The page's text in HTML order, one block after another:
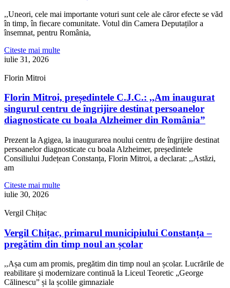
,,Uneori, cele mai importante voturi sunt cele ale căror efecte se văd
în timp, în fiecare comunitate. Votul din Camera Deputaților a
însemnat, pentru România,
Citeste mai multe
iulie 31, 2026
Florin Mitroi
Florin Mitroi, președintele C.J.C.: ,,Am inaugurat
singurul centru de îngrijire destinat persoanelor
diagnosticate cu boala Alzheimer din România”
Prezent la Agigea, la inaugurarea noului centru de îngrijire destinat
persoanelor diagnosticate cu boala Alzheimer, președintele
Consiliului Județean Constanța, Florin Mitroi, a declarat: ,,Astăzi,
am
Citeste mai multe
iulie 30, 2026
Vergil Chițac
Vergil Chițac, primarul municipiului Constanța –
pregătim din timp noul an școlar
,,Așa cum am promis, pregătim din timp noul an școlar. Lucrările de
reabilitare și modernizare continuă la Liceul Teoretic „George
Călinescu” și la școlile gimnaziale